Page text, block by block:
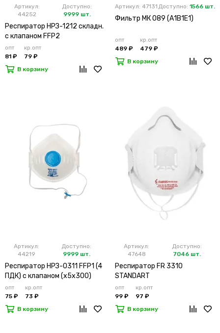
Артикул:
44252
Доступно:
9999 шт.
Респиратор НРЗ-1212 складн.
с клапаном FFP2
опт
81 ₽
кр.опт
79 ₽
В корзину
Артикул: 47131 Доступно: 1566 шт.
Фильтр МК 089 (А1В1Е1)
опт
489 ₽
кр.опт
479 ₽
В корзину
Артикул:
44219
Доступно:
9999 шт.
Респиратор НРЗ-0311 FFP1 (4
ПДК) с клапаном (х5х300)
опт
75 ₽
кр.опт
73 ₽
В корзину
Артикул:
47648
Доступно:
7046 шт.
Респиратор FR 3310
STANDART
опт
99 ₽
кр.опт
97 ₽
В корзину